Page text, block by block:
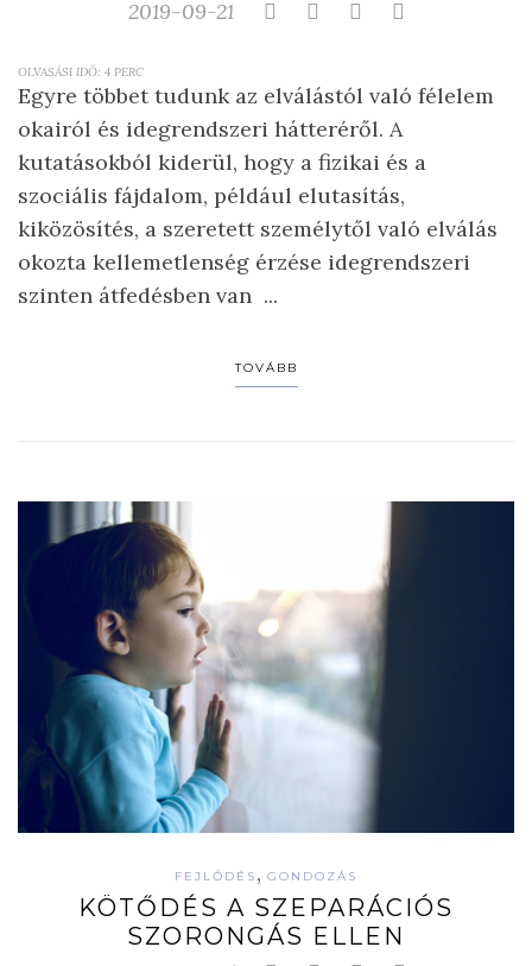
2019-09-21
OLVASÁSI IDŐ: 4 PERC
Egyre többet tudunk az elválástól való félelem
okairól és idegrendszeri hátteréről. A
kutatásokból kiderül, hogy a fizikai és a
szociális fájdalom, például elutasítás,
kiközösítés, a szeretett személytől való elválás
okozta kellemetlenség érzése idegrendszeri
szinten átfedésben van ...
TOVÁBB
FEJLŐDÉS , GONDOZÁS
KÖTŐDÉS A SZEPARÁCIÓS
SZORONGÁS ELLEN